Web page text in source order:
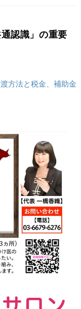
認識」の重要
方法と税金、補助金